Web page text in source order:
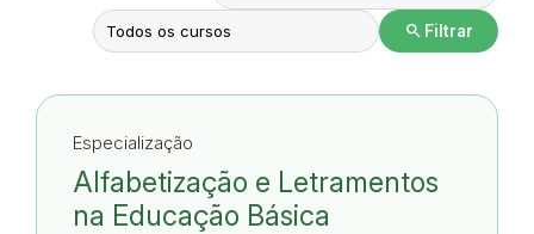
search Filtrar
Especialização
Alfabetização e Letramentos
na Educação Básica